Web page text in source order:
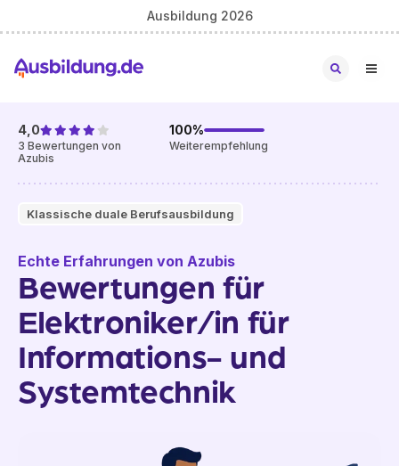
Ausbildung 2026
Klassische duale Berufsausbildung
4,0
3 Bewertungen von
Azubis
100%
Weiterempfehlung
Echte Erfahrungen von Azubis
Bewertungen für
Elektroniker/in für
Informations- und
Systemtechnik